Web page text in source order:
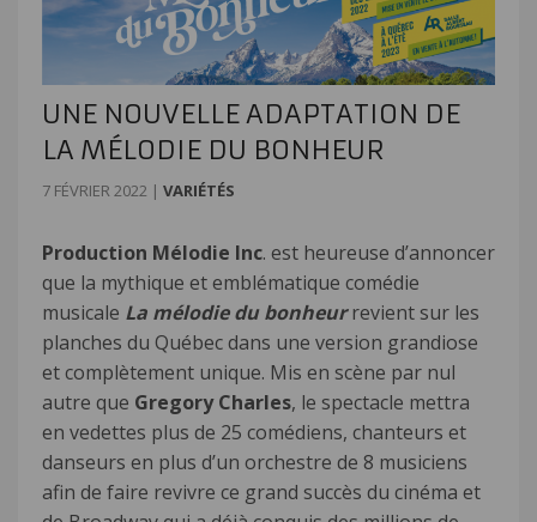
NOUS JOINDRE
UNE NOUVELLE ADAPTATION DE
LA MÉLODIE DU BONHEUR
7 FÉVRIER 2022 | VARIÉTÉS
Production Mélodie Inc. est heureuse d’annoncer
que la mythique et emblématique comédie
musicale La mélodie du bonheurrevient sur les
planches du Québec dans une version grandiose
et complètement unique. Mis en scène par nul
autre que Gregory Charles, le spectacle mettra
en vedettes plus de 25 comédiens, chanteurs et
danseurs en plus d’un orchestre de 8 musiciens
afin de faire revivre ce grand succès du cinéma et